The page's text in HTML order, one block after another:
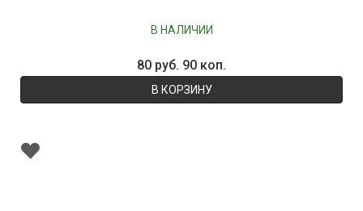
В НАЛИЧИИ
80 руб. 90 коп.
В КОРЗИНУ